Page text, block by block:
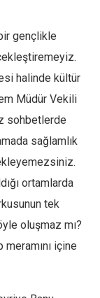
gençlikle
halinde kültür
Müdür Vekili
sohbetlerde
sağlamlık
ortamlarda
tek
oluşmaz mı?
meramını içine